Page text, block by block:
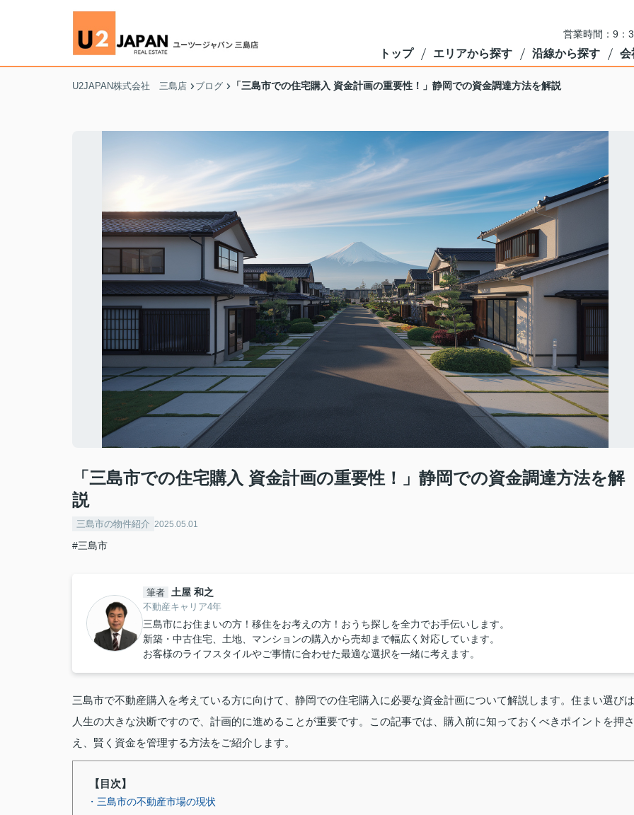
営業時間：9：
トップ エリアから探す 沿線から探す 会
U2JAPAN株式会社 三島店 ブログ 「三島市での住宅購入 資金計画の重要性！」静岡での資金調達方法を解説
「三島市での住宅購入 資金計画の重要性！」静岡での資金調達方法を解
説
三島市の物件紹介 2025.05.01
#三島市
筆者 土屋 和之
不動産キャリア4年
三島市にお住まいの方！移住をお考えの方！おうち探しを全力でお手伝いします。
新築・中古住宅、土地、マンションの購入から売却まで幅広く対応しています。
お客様のライフスタイルやご事情に合わせた最適な選択を一緒に考えます。
三島市で不動産購入を考えている方に向けて、静岡での住宅購入に必要な資金計画について解説します。住まい選びは
人生の大きな決断ですので、計画的に進めることが重要です。この記事では、購入前に知っておくべきポイントを押さ
え、賢く資金を管理する方法をご紹介します。
【目次】
・三島市の不動産市場の現状